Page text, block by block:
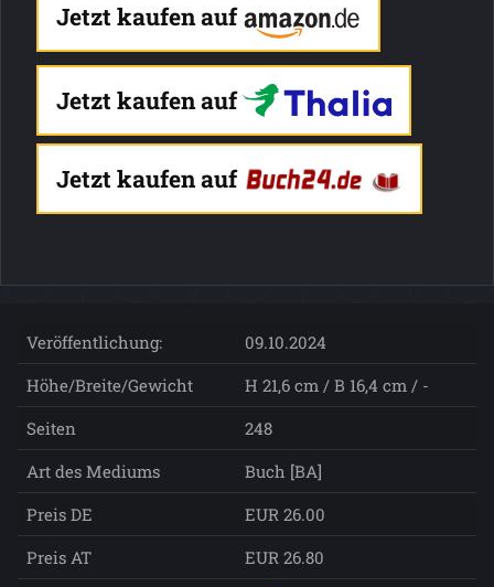
Jetzt kaufen auf
Jetzt kaufen auf
Jetzt kaufen auf
Veröffentlichung:
09.10.2024
Höhe/Breite/Gewicht
H 21,6 cm / B 16,4 cm / -
Seiten
248
Art des Mediums
Buch [BA]
Preis DE
EUR 26.00
Preis AT
EUR 26.80